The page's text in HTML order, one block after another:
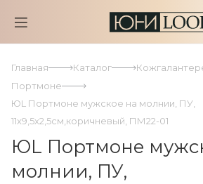
Главная Каталог
Портмоне
ЮL Портмоне мужское на молнии, ПУ,
11х9,5х2,5см,коричневый, ПМ22-01
ЮL Портмоне
молнии, ПУ,